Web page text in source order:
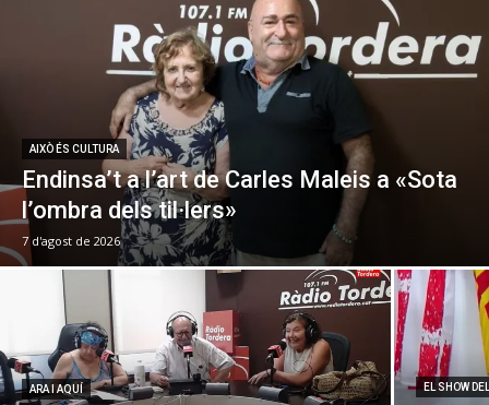
AIXÒ ÉS CULTURA
Endinsa’t a l’art de Carles Maleis a «Sota
l’ombra dels til·lers»
7 d'agost de 2026
ARA I AQUÍ EL SHOW